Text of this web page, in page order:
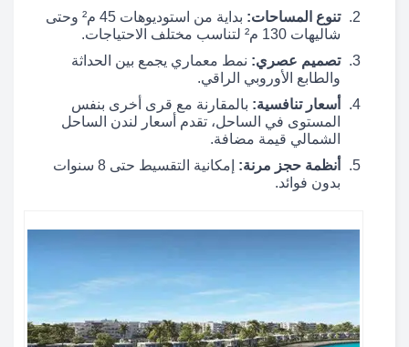
تنوع المساحات:
بداية من استوديوهات 45 م² وحتى
شاليهات 130 م² لتناسب مختلف الاحتياجات.
تصميم عصري: نمط معماري يجمع بين الحداثة
والطابع الأوروبي الراقي.
أسعار تنافسية: بالمقارنة مع قرى أخرى بنفس
المستوى في الساحل، تقدم أسعار لندن الساحل
الشمالي قيمة مضافة.
أنظمة حجز مرنة:
إمكانية التقسيط حتى 8 سنوات
بدون فوائد.